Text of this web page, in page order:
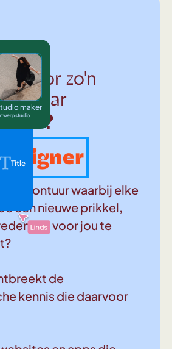
voor zo'n
maar
Designer
Title
maker
studio
avontuur waarbij elke
een nieuwe prikkel,
om voor jou te
de
kennis die daarvoor